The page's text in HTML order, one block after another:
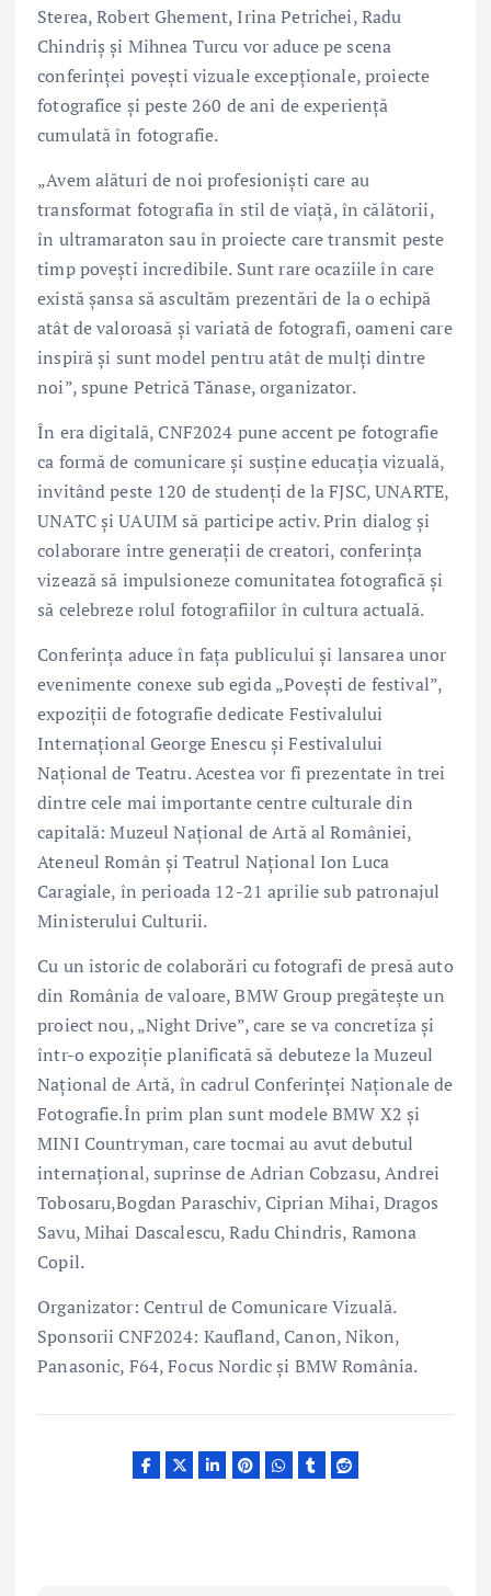
Sterea, Robert Ghement, Irina Petrichei, Radu
Chindriș și Mihnea Turcu vor aduce pe scena
conferinței povești vizuale excepționale, proiecte
fotografice și peste 260 de ani de experiență
cumulată în fotografie.
„Avem alături de noi profesioniști care au
transformat fotografia în stil de viață, în călătorii,
în ultramaraton sau în proiecte care transmit peste
timp povești incredibile. Sunt rare ocaziile în care
există șansa să ascultăm prezentări de la o echipă
atât de valoroasă și variată de fotografi, oameni care
inspiră și sunt model pentru atât de mulți dintre
noi”, spune Petrică Tănase, organizator.
În era digitală, CNF2024 pune accent pe fotografie
ca formă de comunicare și susține educația vizuală,
invitând peste 120 de studenți de la FJSC, UNARTE,
UNATC și UAUIM să participe activ. Prin dialog și
colaborare între generații de creatori, conferința
vizează să impulsioneze comunitatea fotografică și
să celebreze rolul fotografiilor în cultura actuală.
Conferința aduce în fața publicului și lansarea unor
evenimente conexe sub egida „Povești de festival”,
expoziții de fotografie dedicate Festivalului
Internațional George Enescu și Festivalului
Național de Teatru. Acestea vor fi prezentate în trei
dintre cele mai importante centre culturale din
capitală: Muzeul Național de Artă al României,
Ateneul Român și Teatrul Național Ion Luca
Caragiale, în perioada 12-21 aprilie sub patronajul
Ministerului Culturii.
Cu un istoric de colaborări cu fotografi de presă auto
din România de valoare, BMW Group pregăteşte un
proiect nou, „Night Drive”, care se va concretiza şi
într-o expoziţie planificată să debuteze la Muzeul
Naţional de Artă, în cadrul Conferinţei Naţionale de
Fotografie.În prim plan sunt modele BMW X2 şi
MINI Countryman, care tocmai au avut debutul
internaţional, suprinse de Adrian Cobzasu, Andrei
Tobosaru,Bogdan Paraschiv, Ciprian Mihai, Dragos
Savu, Mihai Dascalescu, Radu Chindris, Ramona
Copil.
Organizator: Centrul de Comunicare Vizuală.
Sponsorii CNF2024: Kaufland, Canon, Nikon,
Panasonic, F64, Focus Nordic și BMW România.